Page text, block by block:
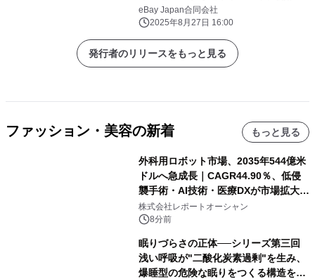
eBay Japan合同会社
2025年8月27日 16:00
発行者のリリースをもっと見る
ファッション・美容の新着 もっと見る
外科用ロボット市場、2035年544億米
ドルへ急成長｜CAGR44.90％、低侵
襲手術・AI技術・医療DXが市場拡大を
牽引
株式会社レポートオーシャン
8分前
眠りづらさの正体──シリーズ第三回
浅い呼吸が"二酸化炭素過剰"を生み、
爆睡型の危険な眠りをつくる構造を解